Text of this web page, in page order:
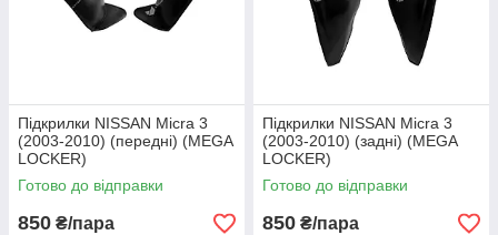
Підкрилки NISSAN Micra 3
(2003-2010) (передні) (MEGA
LOCKER)
Готово до відправки
850 ₴/пара
Підкрилки NISSAN Micra 3
(2003-2010) (задні) (MEGA
LOCKER)
Готово до відправки
850 ₴/пара